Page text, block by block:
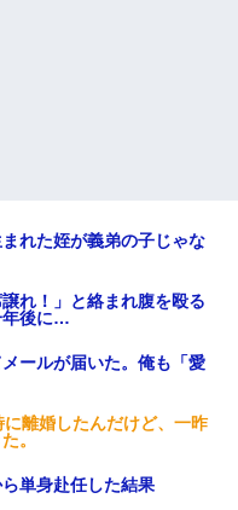
れた姪が義弟の子じゃな
れ！」と絡まれ腹を殴る
年後に…
ールが届いた。俺も「愛
離婚したんだけど、一昨
。
単身赴任した結果